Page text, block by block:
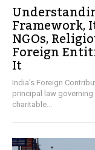
Framework,
NGOs,
Foreign
It
India's Foreign
principal law
charitable...